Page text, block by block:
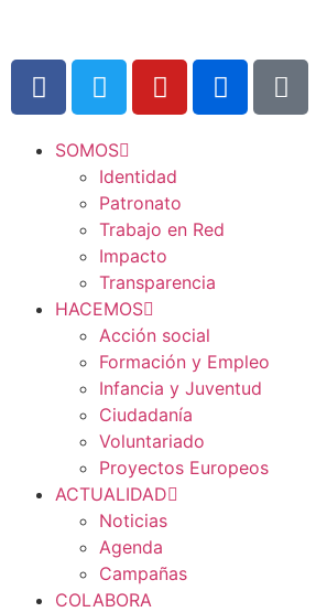
SOMOS
Identidad
Patronato
Trabajo en Red
Impacto
Transparencia
HACEMOS
Acción social
Formación y Empleo
Infancia y Juventud
Ciudadanía
Voluntariado
Proyectos Europeos
ACTUALIDAD
Noticias
Agenda
Campañas
COLABORA